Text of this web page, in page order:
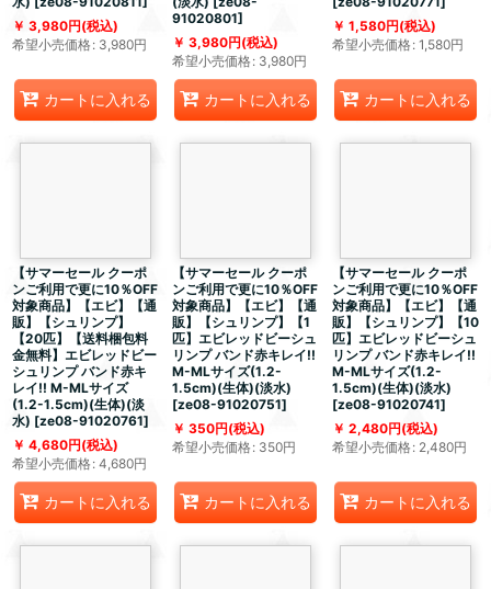
3,980円(税込)
希望小売価格: 3,980円
カートに入れる
91020801]
3,980円(税込)
希望小売価格: 3,980円
カートに入れる
1,580円(税込)
希望小売価格: 1,580円
カートに入れる
【サマーセール クーポ
ンご利用で更に10％OFF
対象商品】【エビ】【通
販】【シュリンプ】
【20匹】【送料梱包料
金無料】エビレッドビー
シュリンプ バンド赤キ
レイ!! M-MLサイズ
(1.2-1.5cm)(生体)(淡
水) [ze08-91020761]
4,680円(税込)
希望小売価格: 4,680円
カートに入れる
【サマーセール クーポ
ンご利用で更に10％OFF
対象商品】【エビ】【通
販】【シュリンプ】【1
匹】エビレッドビーシュ
リンプ バンド赤キレイ!!
M-MLサイズ(1.2-
1.5cm)(生体)(淡水)
[ze08-91020751]
350円(税込)
希望小売価格: 350円
カートに入れる
【サマーセール クーポ
ンご利用で更に10％OFF
対象商品】【エビ】【通
販】【シュリンプ】【10
匹】エビレッドビーシュ
リンプ バンド赤キレイ!!
M-MLサイズ(1.2-
1.5cm)(生体)(淡水)
[ze08-91020741]
2,480円(税込)
希望小売価格: 2,480円
カートに入れる